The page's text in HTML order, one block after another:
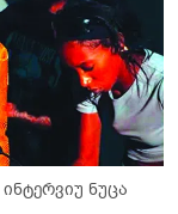
ნუცა